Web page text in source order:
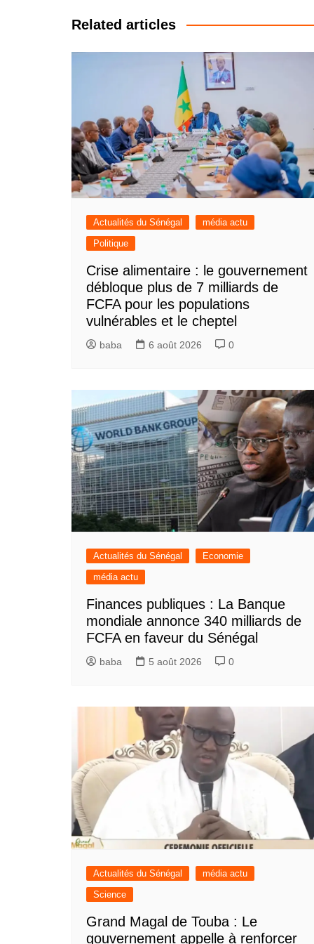
l’article
Related articles
Actualités du Sénégal
média actu
Politique
Crise alimentaire : le gouvernement
débloque plus de 7 milliards de
FCFA pour les populations
vulnérables et le cheptel
baba 6 août 2026 0
Actualités du Sénégal
Economie
média actu
Finances publiques : La Banque
mondiale annonce 340 milliards de
FCFA en faveur du Sénégal
baba 5 août 2026 0
Actualités du Sénégal
média actu
Science
Grand Magal de Touba : Le
gouvernement appelle à renforcer